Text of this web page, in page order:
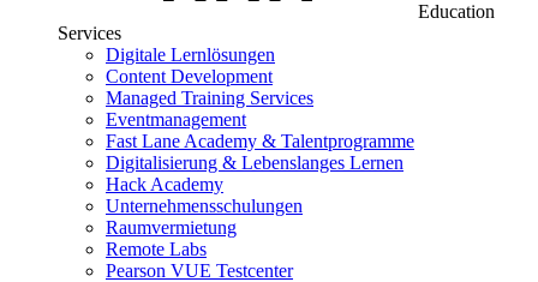
Education
Services
Digitale Lernlösungen
Content Development
Managed Training Services
Eventmanagement
Fast Lane Academy & Talentprogramme
Digitalisierung & Lebenslanges Lernen
Hack Academy
Unternehmensschulungen
Raumvermietung
Remote Labs
Pearson VUE Testcenter